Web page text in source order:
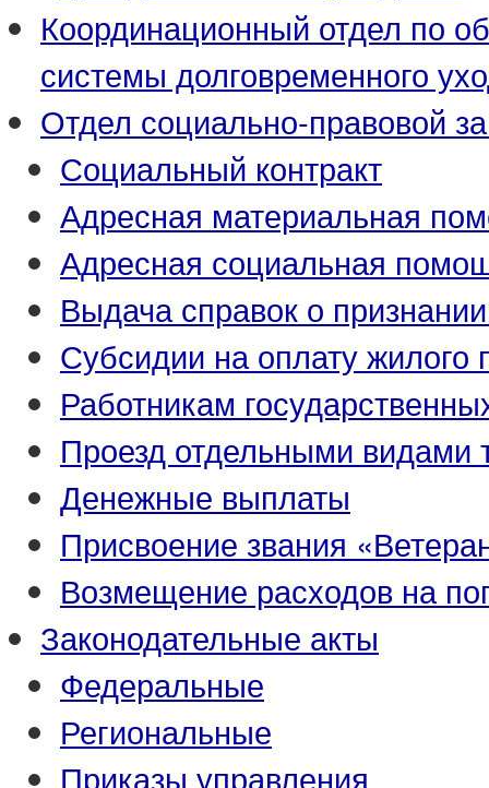
Координационный отдел по
системы долговременного
Отдел социально-правовой
Социальный контракт
Адресная материальная
Адресная социальная
Выдача справок о
Субсидии на оплату
Работникам
Проезд отдельными видами
Денежные выплаты
Присвоение звания
Возмещение расходов на
Законодательные акты
Федеральные
Региональные
Приказы управления